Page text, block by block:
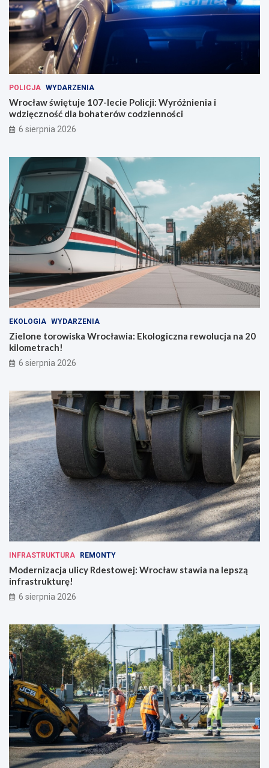
e
W
r
o
c
ł
w
i
u
POLICJA WYDARZENIA
Wrocław świętuje 107-lecie Policji: Wyróżnienia i
wdzięczność dla bohaterów codzienności
6 sierpnia 2026
EKOLOGIA WYDARZENIA
Zielone torowiska Wrocławia: Ekologiczna rewolucja na 20
kilometrach!
6 sierpnia 2026
INFRASTRUKTURA REMONTY
Modernizacja ulicy Rdestowej: Wrocław stawia na lepszą
infrastrukturę!
6 sierpnia 2026